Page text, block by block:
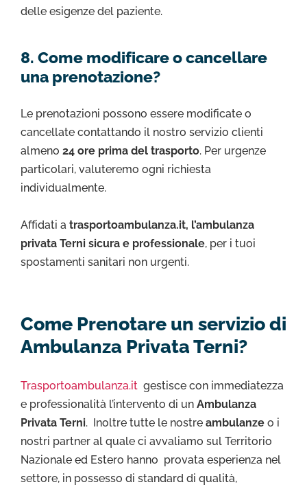
delle esigenze del paziente.
8. Come modificare o cancellare
una prenotazione?
Le prenotazioni possono essere modificate o
cancellate contattando il nostro servizio clienti
almeno 24 ore prima del trasporto. Per urgenze
particolari, valuteremo ogni richiesta
individualmente.
Affidati a trasportoambulanza.it, l’ambulanza
privata Terni sicura e professionale, per i tuoi
spostamenti sanitari non urgenti.
Come Prenotare un servizio di
Ambulanza Privata Terni?
Trasportoambulanza.it gestisce con immediatezza
e professionalità l’intervento di un Ambulanza
Privata Terni. Inoltre tutte le nostre ambulanze o i
nostri partner al quale ci avvaliamo sul Territorio
Nazionale ed Estero hanno provata esperienza nel
settore, in possesso di standard di qualità,